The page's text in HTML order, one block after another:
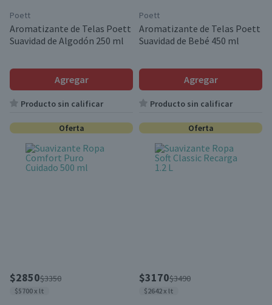
Poett
Aromatizante de Telas Poett
Suavidad de Algodón 250 ml
Agregar
Producto sin calificar
Poett
Aromatizante de Telas Poett
Suavidad de Bebé 450 ml
Agregar
Producto sin calificar
Oferta
$2850$3350
$5700 x lt
Oferta
$3170$3490
$2642 x lt